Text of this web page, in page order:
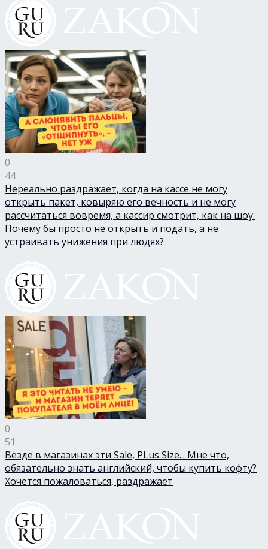
0
44
Нереально раздражает, когда на кассе не могу
открыть пакет, ковыряю его вечность и не могу
рассчитаться вовремя, а кассир смотрит, как на шоу.
Почему бы просто не открыть и подать, а не
устраивать унижения при людях?
0
51
Везде в магазинах эти Sale, PLus Size... Мне что,
обязательно знать английский, чтобы купить кофту?
Хочется пожаловаться, раздражает